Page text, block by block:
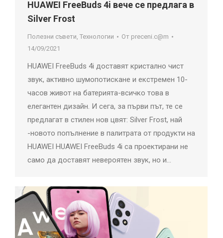
HUAWEI FreeBuds 4i вече се предлага в
Silver Frost
Полезни съвети Технологии От preceni.c@m
14/09/2021
HUAWEI FreeBuds 4i доставят кристално чист
звук, активно шумопотискане и екстремен 10-
часов живот на батерията-всичко това в
елегантен дизайн. И сега, за първи път, те се
предлагат в стилен нов цвят: Silver Frost, най
-новото попълнение в палитрата от продукти на
HUAWEI HUAWEI FreeBuds 4i са проектирани не
само да доставят невероятен звук, но и…